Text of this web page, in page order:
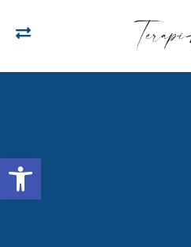
Open toolbar